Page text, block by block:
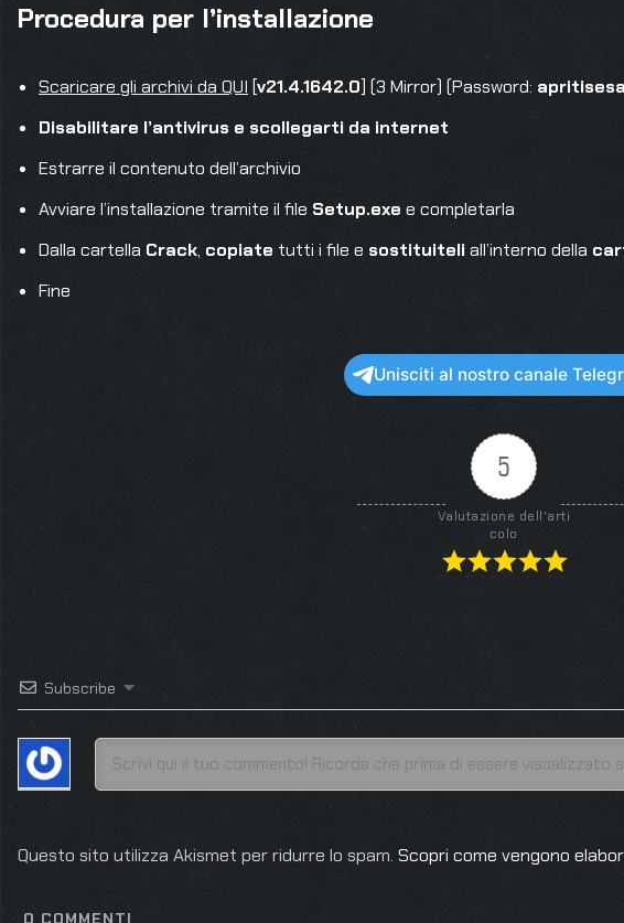
Procedura per l’installazione
Scaricare gli archivi da QUI [v21.4.1642.0] (3 Mirror) (Password:
Disabilitare l’antivirus e scollegarti da internet
Estrarre il contenuto dell’archivio
Avviare l’installazione tramite il file Setup.exe e completarla
Dalla cartella Crack, copiate tutti i file e sostituiteliall’interno della
Fine
Unisciti al nostro canale
5
Valutazione dell'arti
colo
Subscribe
Questo sito utilizza Akismet per ridurre lo spam. Scopri come vengono
0 COMMENTI